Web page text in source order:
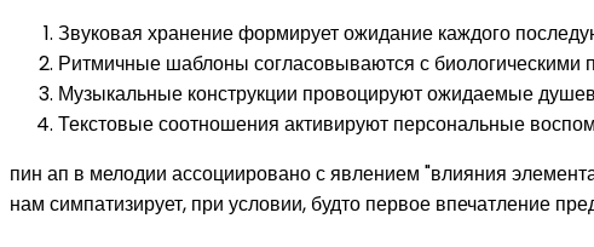
Звуковая хранение формирует ожидание каждого
Ритмичные шаблоны согласовываются с биологическими
Музыкальные конструкции провоцируют ожидаемые
Текстовые соотношения активируют персональные
пин ап в мелодии ассоциировано с явлением "влияния
нам симпатизирует, при условии, будто первое впечатление